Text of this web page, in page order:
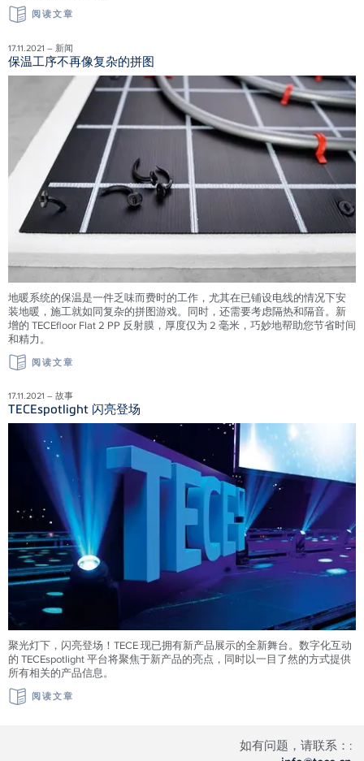
如有问题，请联系：:
阅读文章
17.11.2021 – 新闻
保温工序不再像复杂的拼图
地暖系统的保温是一件乏味而费时的工作，尤其在已铺设电线的情况下安
装地暖，施工就如同复杂的拼图游戏。同时，还需要考虑隔热和隔音。新
增的 TECEfloor Flat 2 PP 反射膜，厚度仅为 2 毫米，巧妙地帮助您节省时间
和精力。
阅读文章
17.11.2021 – 故事
TECEspotlight 闪亮登场
聚光灯下，闪亮登场！TECE 现已拥有新产品展示的全新舞台。数字化互动
的 TECEspotlight 平台将聚焦于新产品的亮点，同时以一目了然的方式提供
所有相关的产品信息。
阅读文章